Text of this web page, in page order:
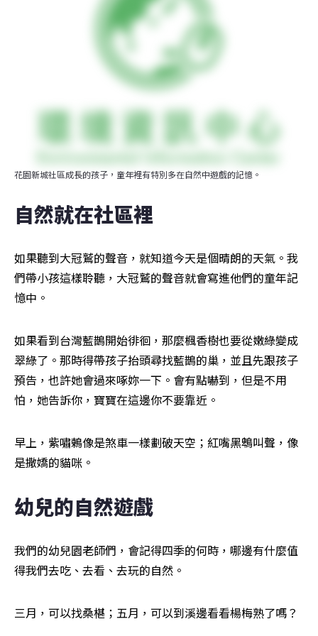
花園新城社區成長的孩子，童年裡有特別多在自然中遊戲的記憶。
自然就在社區裡
如果聽到大冠鷲的聲音，就知道今天是個晴朗的天氣。我
們帶小孩這樣聆聽，大冠鷲的聲音就會寫進他們的童年記
憶中。
如果看到台灣藍鵲開始徘徊，那麼楓香樹也要從嫩綠變成
翠綠了。那時得帶孩子抬頭尋找藍鵲的巢，並且先跟孩子
預告，也許她會過來啄妳一下。會有點嚇到，但是不用
怕，她告訴你，寶寶在這邊你不要靠近。
早上，紫嘯鶇像是煞車一樣劃破天空；紅嘴黑鵯叫聲，像
是撒嬌的貓咪。
幼兒的自然遊戲
我們的幼兒園老師們，會記得四季的何時，哪邊有什麼值
得我們去吃、去看、去玩的自然。
三月，可以找桑椹；五月，可以到溪邊看看楊梅熟了嗎？